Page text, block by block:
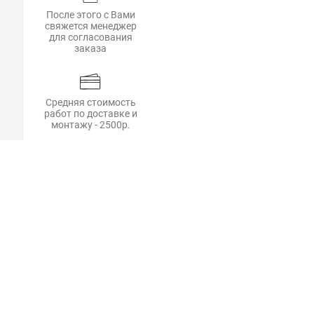
После этого с Вами
свяжется менеджер
для согласования
заказа
Средняя стоимость
работ по доставке и
монтажу - 2500р.